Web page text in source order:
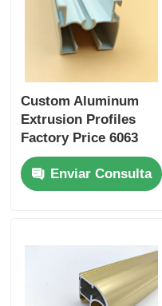
Custom Aluminum
Extrusion Profiles
Factory Price 6063
Aluminum Extrusion
SupplierEnviar Consulta